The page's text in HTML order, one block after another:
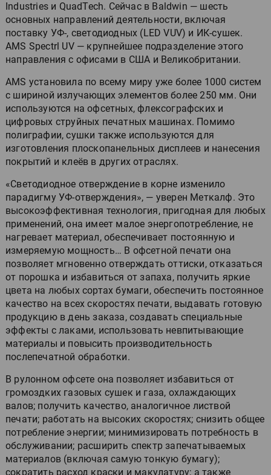
Industries и QuadTech. Сейчас в Baldwin — шесть
основных направлений деятельности, включая
поставку УФ-, светодиодных (LED VUV) и ИК-сушек.
AMS Spectrl UV — крупнейшее подразделение этого
направления с офисами в США и Великобритании.
AMS установила по всему миру уже более 1000 систем
с шириной излучающих элементов более 250 мм. Они
используются на офсетных, флексографских и
цифровых струйных печатных машинах. Помимо
полиграфии, сушки также используются для
изготовления плоскопанельных дисплеев и нанесения
покрытий и клеёв в других отраслях.
«Светодиодное отверждение в корне изменило
парадигму УФ-отверждения», — уверен Меткалф. Это
высокоэффективная технология, пригодная для любых
применений, она имеет малое энергопотребление, не
нагревает материал, обеспечивает постоянную и
измеряемую мощность… В офсетной печати она
позволяет мгновенно отверждать оттиски, отказаться
от порошка и избавиться от запаха, получить яркие
цвета на любых сортах бумаги, обеспечить постоянное
качество на всех скоростях печати, выдавать готовую
продукцию в день заказа, создавать специальные
эффекты с лаками, использовать невпитывающие
материалы и повысить производительность
послепечатной обработки.
В рулонном офсете она позволяет избавиться от
громоздких газовых сушек и газа, охлаждающих
валов; получить качество, аналогичное листвой
печати; работать на высоких скоростях; снизить общее
потребление энергии; минимизировать потребность в
обслуживании; расширить спектр запечатываемых
материалов (включая самую тонкую бумагу);
сократить расход краски и макулатуру; а также